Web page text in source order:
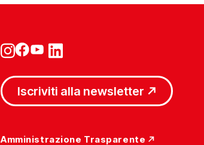
Iscriviti alla newsletter
Amministrazione Trasparente